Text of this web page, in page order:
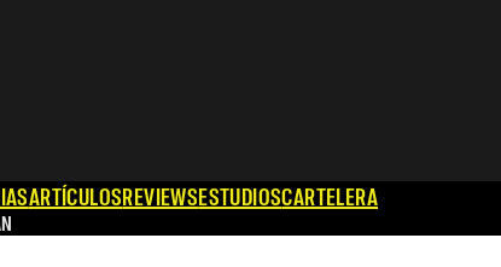
ARTÍCULOSREVIEWSESTUDIOSCARTELERA